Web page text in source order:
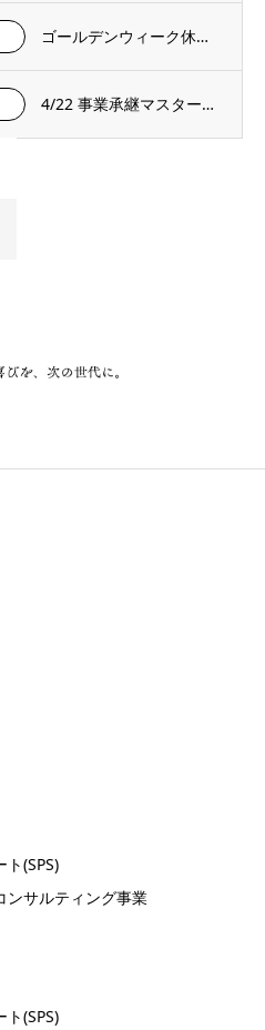
ゴールデンウィーク休暇のお知らせ
4/22 事業承継マスタープログラムプレセミナー＆説明会を開催いたします。
(SPS)
ンサルティング事業
(SPS)